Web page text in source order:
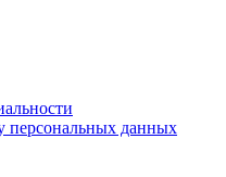
персональных данных